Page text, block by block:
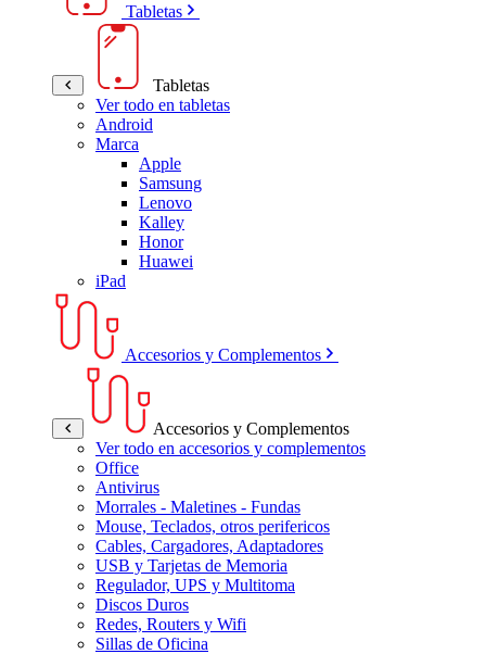
Tabletas
Tabletas
Ver todo en tabletas
Android
Marca
Apple
Samsung
Lenovo
Kalley
Honor
Huawei
iPad
Accesorios y Complementos
Accesorios y Complementos
Ver todo en accesorios y complementos
Office
Antivirus
Morrales - Maletines - Fundas
Mouse, Teclados, otros perifericos
Cables, Cargadores, Adaptadores
USB y Tarjetas de Memoria
Regulador, UPS y Multitoma
Discos Duros
Redes, Routers y Wifi
Sillas de Oficina